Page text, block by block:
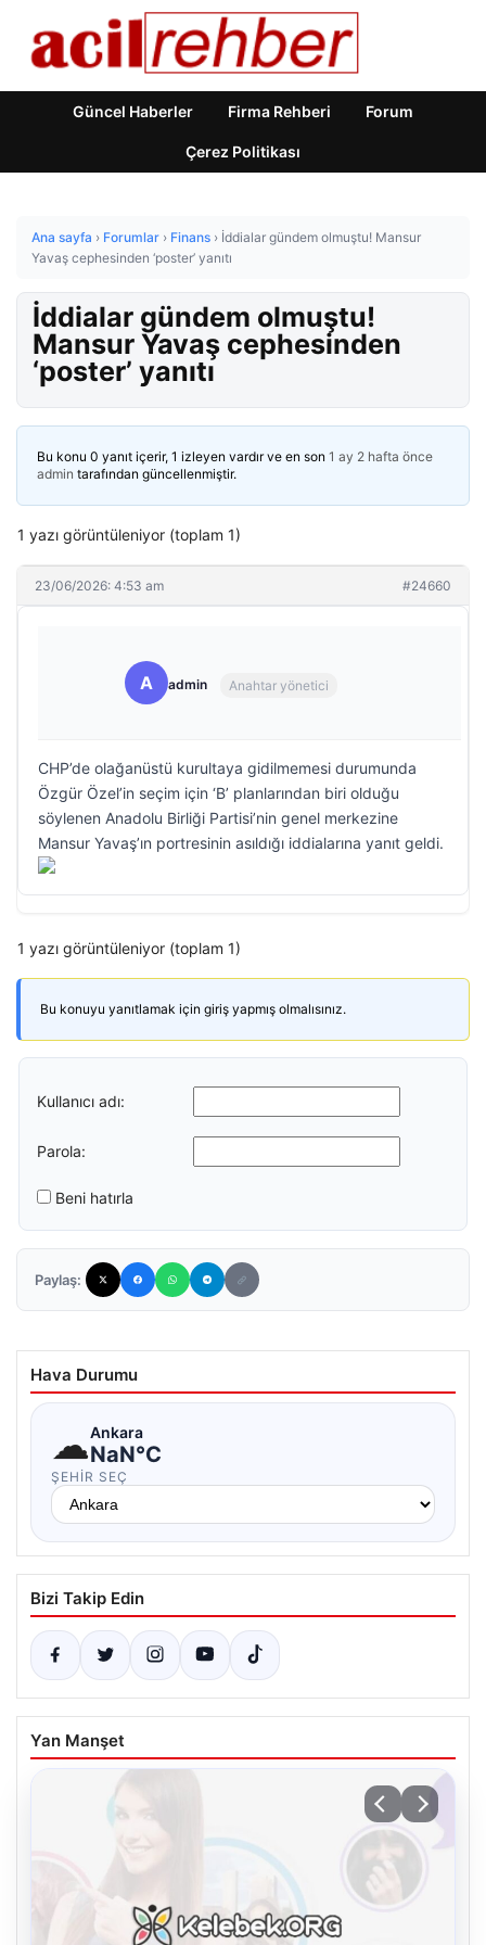
Güncel Haberler Firma Rehberi Forum
Çerez Politikası
Ana sayfa › Forumlar › Finans › İddialar gündem olmuştu! Mansur
Yavaş cephesinden ‘poster’ yanıtı
İddialar gündem olmuştu!
Mansur Yavaş cephesinden
‘poster’ yanıtı
Bu konu 0 yanıt içerir, 1 izleyen vardır ve en son 1 ay 2 hafta önce
admin tarafından güncellenmiştir.
1 yazı görüntüleniyor (toplam 1)
23/06/2026: 4:53 am #24660
A admin Anahtar yönetici
CHP’de olağanüstü kurultaya gidilmemesi durumunda
Özgür Özel’in seçim için ‘B’ planlarından biri olduğu
söylenen Anadolu Birliği Partisi’nin genel merkezine
Mansur Yavaş’ın portresinin asıldığı iddialarına yanıt geldi.
1 yazı görüntüleniyor (toplam 1)
Bu konuyu yanıtlamak için giriş yapmış olmalısınız.
Kullanıcı adı:
Parola:
Beni hatırla
Paylaş:
Hava Durumu
☁Ankara
NaN°C
ŞEHIR SEÇ
Bizi Takip Edin
Yan Manşet